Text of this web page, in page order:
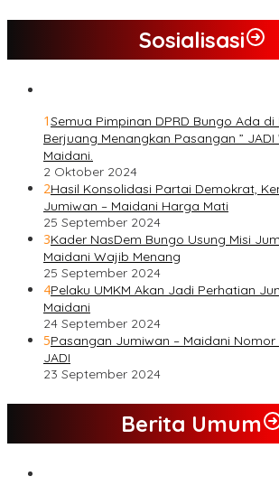
Sosialisasi
1Semua Pimpinan DPRD Bungo Ada di
Berjuang Menangkan Pasangan ” JADI
Maidani.
2 Oktober 2024
2Hasil Konsolidasi Partai Demokrat,
Jumiwan – Maidani Harga Mati
25 September 2024
3Kader NasDem Bungo Usung Misi
Maidani Wajib Menang
25 September 2024
4Pelaku UMKM Akan Jadi Perhatian
Maidani
24 September 2024
5Pasangan Jumiwan – Maidani Nomor
JADI
23 September 2024
Berita Umum